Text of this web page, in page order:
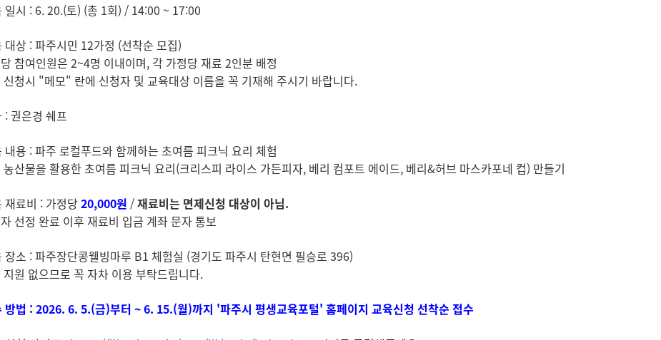
시 : 6. 20.(토) (총 1회) / 14:00 ~ 17:00
상 : 파주시민 12가정 (선착순 모집)
참여인원은 2~4명 이내이며, 각 가정당 재료 2인분 배정
청시 "메모" 란에 신청자 및 교육대상 이름을 꼭 기재해 주시기 바랍니다.
권은경 쉐프
용 : 파주 로컬푸드와 함께하는 초여름 피크닉 요리 체험
산물을 활용한 초여름 피크닉 요리(크리스피 라이스 가든피자, 베리 컴포트 에이드, 베리&허브 마스카포네 컵) 만들기
료비 : 가정당20,000원 /재료비는 면제신청 대상이 아님.
선정 완료 이후 재료비 입금 계좌 문자 통보
소 : 파주장단콩웰빙마루 B1 체험실 (경기도 파주시 탄현면 필승로 396)
원 없으므로 꼭 자차 이용 부탁드립니다.
법 : 2026. 6. 5.(금)부터 ~ 6. 15.(월)까지 '파주시 평생교육포털' 홈페이지 교육신청 선착순 접수